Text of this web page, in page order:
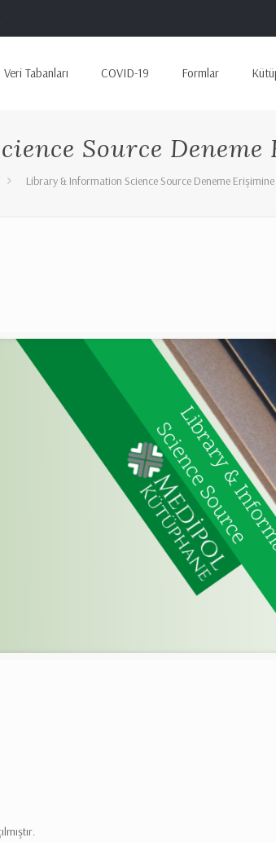
Veri Tabanları COVID-19 Formlar
Source Deneme
Library & Information Science Source Deneme Erişimine